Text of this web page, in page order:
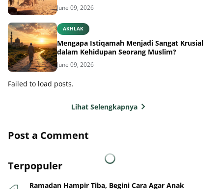
June 09, 2026
AKHLAK
Mengapa Istiqamah Menjadi Sangat Krusial
dalam Kehidupan Seorang Muslim?
June 09, 2026
Failed to load posts.
Lihat Selengkapnya
Post a Comment
Terpopuler
Ramadan Hampir Tiba, Begini Cara Agar Anak